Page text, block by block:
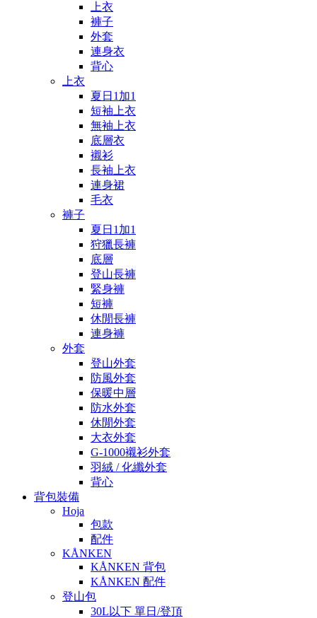
上衣
褲子
外套
連身衣
背心
上衣
夏日1加1
短袖上衣
無袖上衣
底層衣
襯衫
長袖上衣
連身裙
毛衣
褲子
夏日1加1
狩獵長褲
底層
登山長褲
緊身褲
短褲
休閒長褲
連身褲
外套
登山外套
防風外套
保暖中層
防水外套
休閒外套
大衣外套
G-1000襯衫外套
羽絨 / 化纖外套
背心
背包裝備
Hoja
包款
配件
KÅNKEN
KÅNKEN 背包
KÅNKEN 配件
登山包
30L以下 單日/登頂